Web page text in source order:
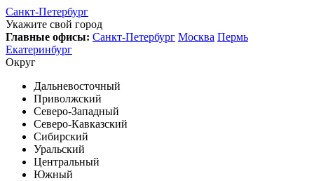
Санкт-Петербург
Укажите свой город
Главные офисы: Санкт-Петербург Москва Пермь
Екатеринбург
Округ
Дальневосточный
Приволжский
Северо-Западный
Северо-Кавказский
Сибирский
Уральский
Центральный
Южный